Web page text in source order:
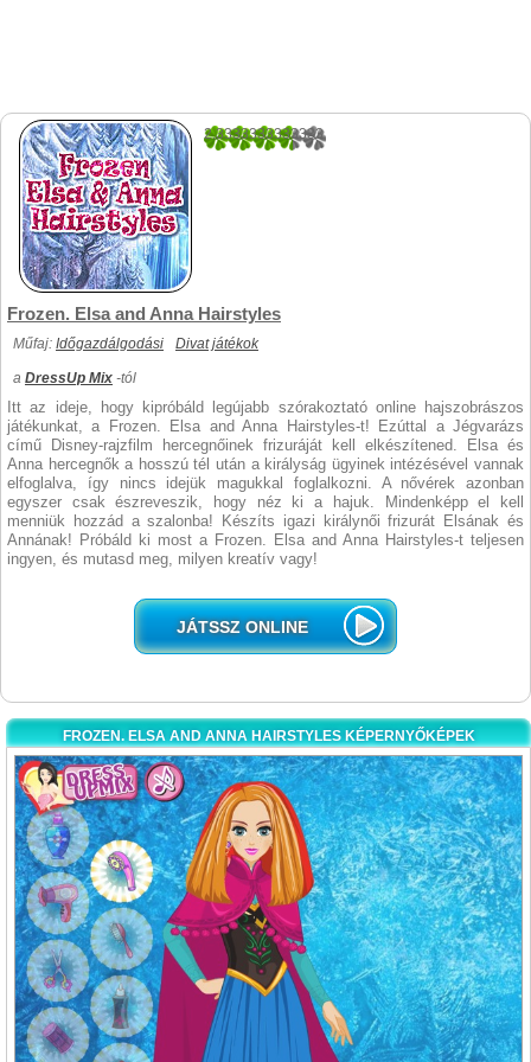
2.3333333333333
Frozen. Elsa and Anna Hairstyles
Műfaj: Időgazdálgodási Divat játékok
a DressUp Mix -tól
Itt az ideje, hogy kipróbáld legújabb szórakoztató online hajszobrászos
játékunkat, a Frozen. Elsa and Anna Hairstyles-t! Ezúttal a Jégvarázs
című Disney-rajzfilm hercegnőinek frizuráját kell elkészítened. Elsa és
Anna hercegnők a hosszú tél után a királyság ügyinek intézésével vannak
elfoglalva, így nincs idejük magukkal foglalkozni. A nővérek azonban
egyszer csak észreveszik, hogy néz ki a hajuk. Mindenképp el kell
menniük hozzád a szalonba! Készíts igazi királynői frizurát Elsának és
Annának! Próbáld ki most a Frozen. Elsa and Anna Hairstyles-t teljesen
ingyen, és mutasd meg, milyen kreatív vagy!
JÁTSSZ ONLINE
FROZEN. ELSA AND ANNA HAIRSTYLES KÉPERNYŐKÉPEK